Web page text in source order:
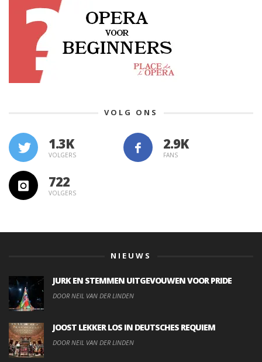
VOLG ONS
1.3K
VOLGERS FANS
722
VOLGERS
NIEUWS
JURK EN STEMMEN UITGEVOUWEN VOOR PRIDE
DOOR NEIL VAN DER LINDEN
JOOST LEKKER LOS IN DEUTSCHES REQUIEM
DOOR NEIL VAN DER LINDEN